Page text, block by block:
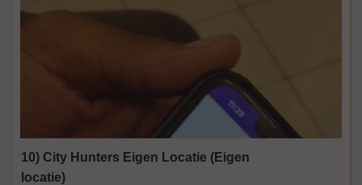
10) City Hunters Eigen Locatie (Eigen
locatie)